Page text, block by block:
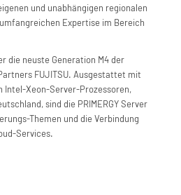
und unabhängigen regionalen
Expertise im Bereich
die neuste Generation M4 der
FUJITSU. Ausgestattet mit
Intel-Xeon-Server-Prozessoren,
sind die PRIMERGY Server
Themen und die Verbindung
Services.